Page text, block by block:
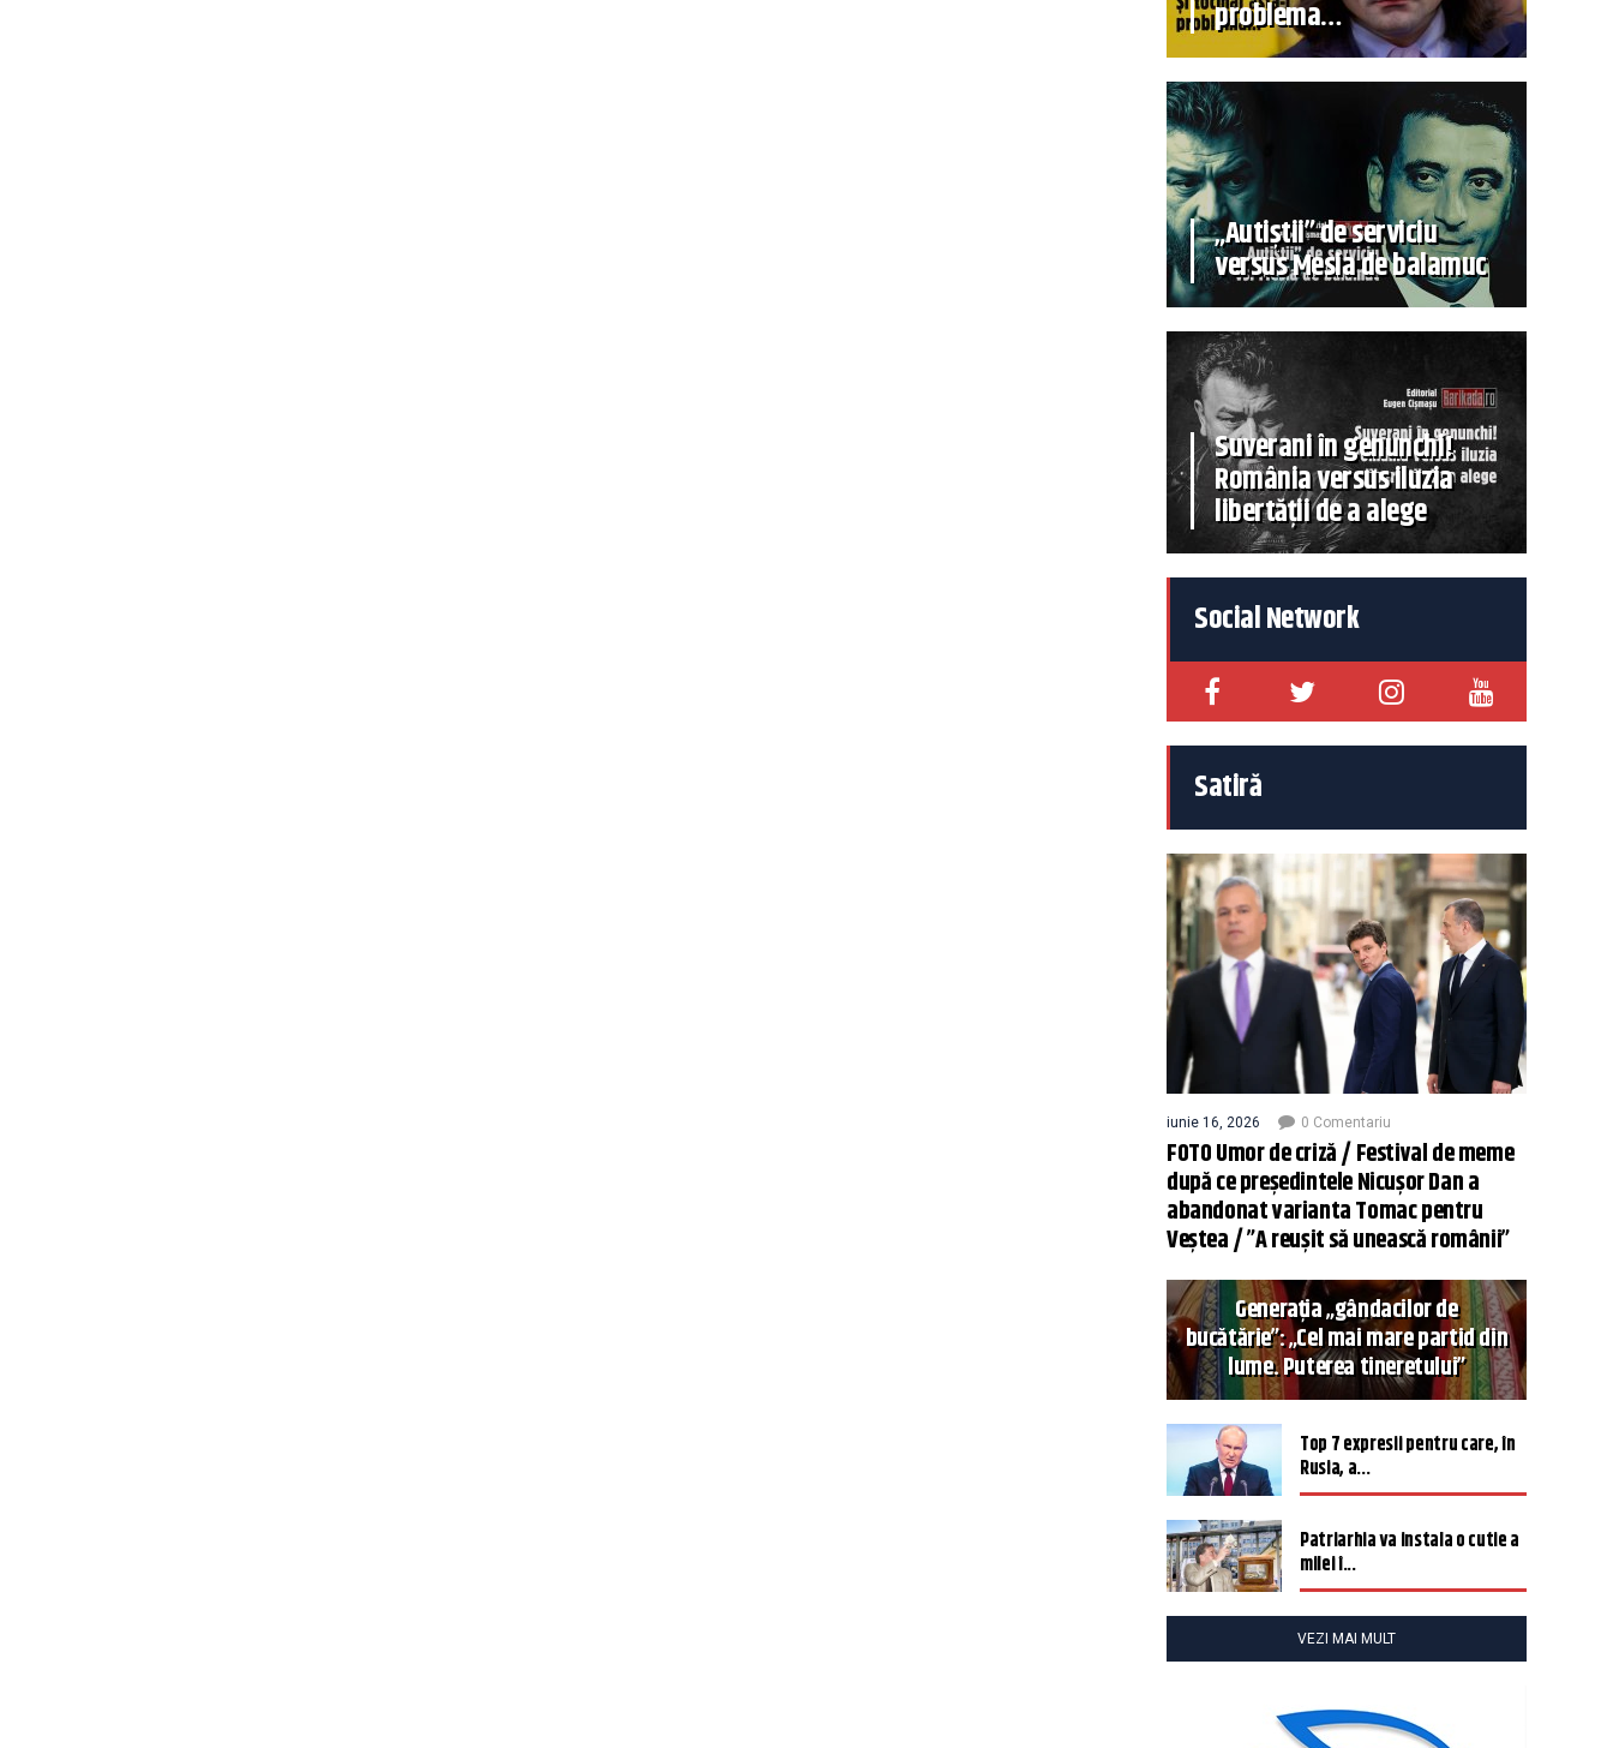
problema…
„Autiștii” de serviciu
versus Mesia de balamuc
Suverani în genunchi!
România versus iluzia
libertății de a alege
Social Network
Satiră
iunie 16, 2026 0 Comentariu
FOTO Umor de criză / Festival de meme
după ce președintele Nicușor Dan a
abandonat varianta Tomac pentru
Veștea / ”A reușit să unească românii”
Generația „gândacilor de
bucătărie”: „Cel mai mare partid din
lume. Puterea tineretului”
Top 7 expresii pentru care, în
Rusia, a...
Patriarhia va instala o cutie a
milei î...
VEZI MAI MULT